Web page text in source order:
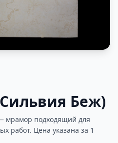
Беж)
мрамор подходящий для
работ. Цена указана за 1